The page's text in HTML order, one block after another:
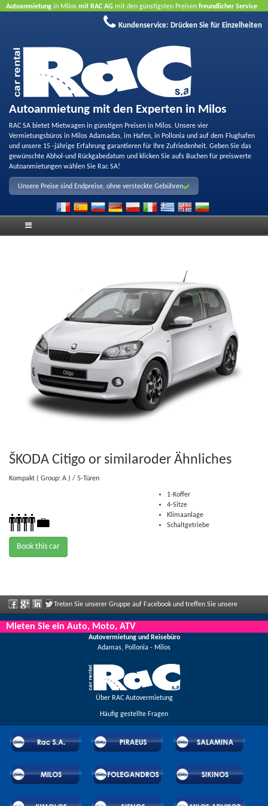
Autoanmietung in Milos mit RAC AG mit den günstigsten Preisen freundlicher Service
Buchen Sie jetzt, profitieren Sie von unseren Angeboten
Kundenservice: Drücken Sie für Einzelheiten
Autoanmietung mit den Experten in Milos
RAC SA bietet Mietwagen in günstigen Preisen in Milos. Unsere vier
Vermietungsbüros in Milos Adamadas, im Hafen, in Pollonia und auf dem Flughafen
und unsere 15 -jährige Erfahrung garantieren für Ihre Zufriedenheit. Geben Sie das
gewünschte Abhol-und Rückgabedatum und klicken Sie aufs Buchen für preiswerte
Autoanmietungen wählen Sie Rac SA!
Unsere Preise sind Endpreise, ohne versteckte Gebühren
ŠKODA Citigo or similaroder Ähnliches
Kompakt ( Group: A ) / 5-Türen
1-Koffer
4-Sitze
Klimaanlage
Schaltgetriebe
Book this car
Treten Sie unserer Gruppe auf Facebook und treffen Sie unsere
Mitarbeiter, sagen Sie uns Ihre Meinung und genießen Sie große Rabatte und
Angebote, die regelmäßig bekannt gegeben werden.
Mieten Sie ein Auto, Moto, ATV
Autovermietung und Reisebüro
Adamas, Pollonia - Milos
Über RAC Autovermietung
Häufig gestellte Fragen